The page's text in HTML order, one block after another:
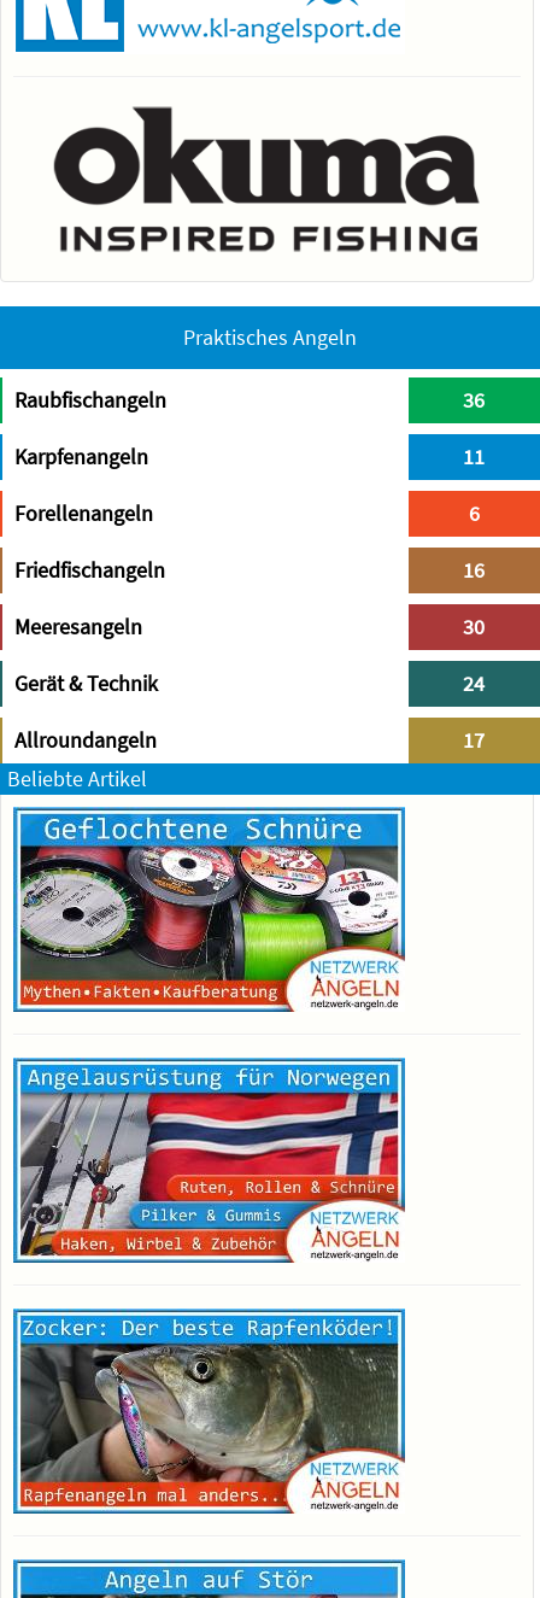
Praktisches Angeln
Raubfischangeln 36
Karpfenangeln 11
Forellenangeln 6
Friedfischangeln 16
Meeresangeln 30
Gerät & Technik 24
Allroundangeln
17
Beliebte Artikel